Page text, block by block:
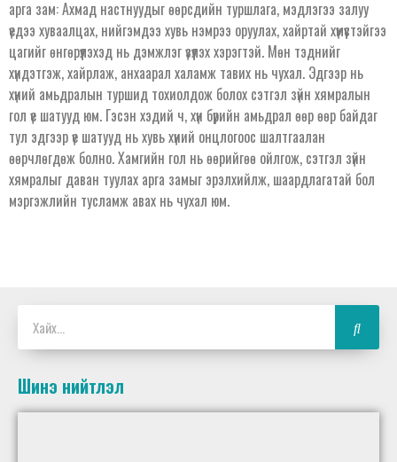
арга зам: Ахмад настнуудыг өөрсдийн туршлага, мэдлэгээ залуу
үедээ хуваалцах, нийгэмдээ хувь нэмрээ оруулах, хайртай хүмүүстэйгээ
цагийг өнгөрүүлэхэд нь дэмжлэг үзүүлэх хэрэгтэй. Мөн тэднийг
хүндэтгэж, хайрлаж, анхаарал халамж тавих нь чухал. Эдгээр нь
хүний амьдралын туршид тохиолдож болох сэтгэл зүйн хямралын
гол үе шатууд юм. Гэсэн хэдий ч, хүн бүрийн амьдрал өөр өөр байдаг
тул эдгээр үе шатууд нь хувь хүний онцлогоос шалтгаалан
өөрчлөгдөж болно. Хамгийн гол нь өөрийгөө ойлгож, сэтгэл зүйн
хямралыг даван туулах арга замыг эрэлхийлж, шаардлагатай бол
мэргэжлийн тусламж авах нь чухал юм.
Шинэ нийтлэл